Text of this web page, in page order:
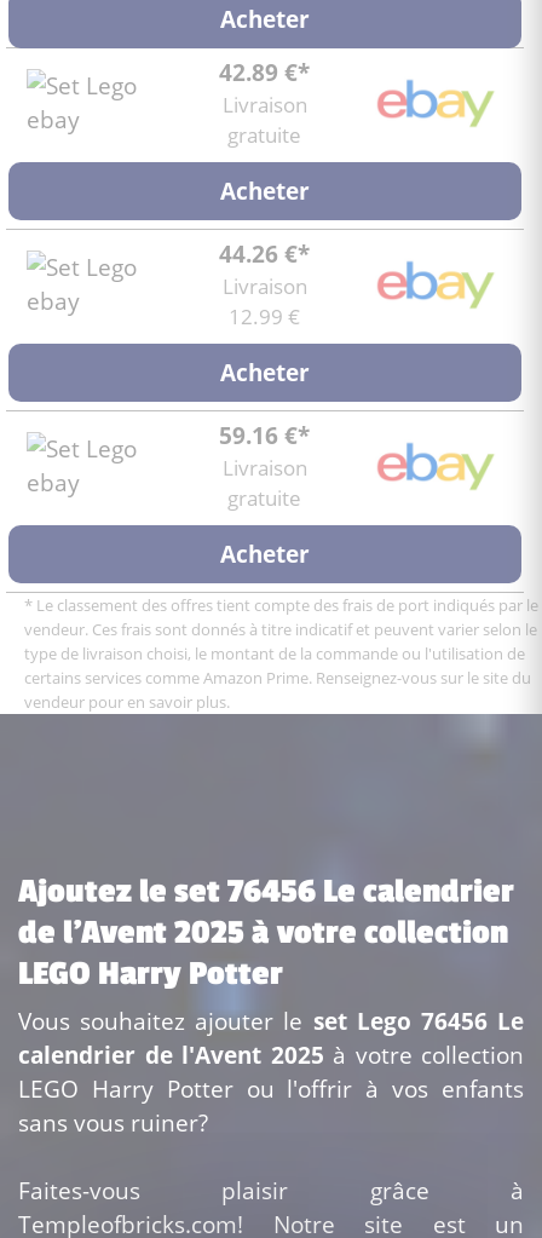
Acheter
42.89 €*
Livraison
gratuite
Acheter
44.26 €*
Livraison
12.99 €
Acheter
59.16 €*
Livraison
gratuite
Acheter
* Le classement des offres tient compte des frais de port indiqués par le
vendeur. Ces frais sont donnés à titre indicatif et peuvent varier selon le
type de livraison choisi, le montant de la commande ou l'utilisation de
certains services comme Amazon Prime. Renseignez-vous sur le site du
vendeur pour en savoir plus.
Ajoutez le set 76456 Le calendrier
de l'Avent 2025 à votre collection
LEGO Harry Potter
Vous souhaitez ajouter le set Lego 76456 Le
calendrier de l'Avent 2025 à votre collection
LEGO Harry Potter ou l'offrir à vos enfants
sans vous ruiner?
Faites-vous plaisir grâce à
Templeofbricks.com! Notre site est un